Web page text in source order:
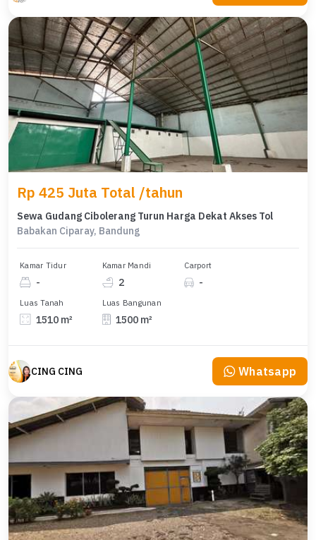
Rp 425 Juta Total /tahun
Sewa Gudang Cibolerang Turun Harga Dekat Akses Tol
Babakan Ciparay, Bandung
Kamar Tidur
-
Kamar Mandi
2
Carport
-
Luas Tanah
1510 m²
Luas Bangunan
1500 m²
CING CING Whatsapp